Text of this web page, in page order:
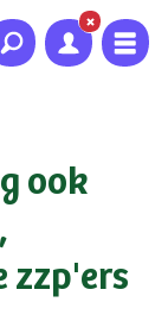
ook
zzp'ers